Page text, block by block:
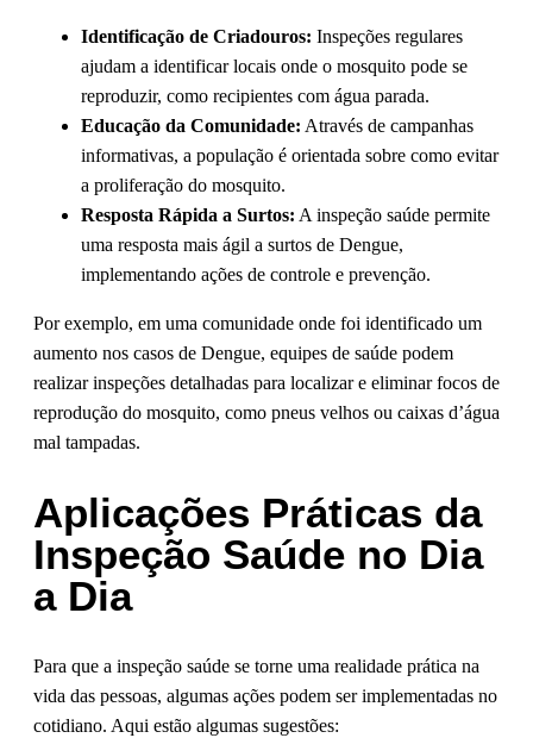
Identificação de Criadouros: Inspeções regulares
ajudam a identificar locais onde o mosquito pode se
reproduzir, como recipientes com água parada.
Educação da Comunidade: Através de campanhas
informativas, a população é orientada sobre como evitar
a proliferação do mosquito.
Resposta Rápida a Surtos: A inspeção saúde permite
uma resposta mais ágil a surtos de Dengue,
implementando ações de controle e prevenção.
Por exemplo, em uma comunidade onde foi identificado um
aumento nos casos de Dengue, equipes de saúde podem
realizar inspeções detalhadas para localizar e eliminar focos de
reprodução do mosquito, como pneus velhos ou caixas d’água
mal tampadas.
Aplicações Práticas da
Inspeção Saúde no Dia
a Dia
Para que a inspeção saúde se torne uma realidade prática na
vida das pessoas, algumas ações podem ser implementadas no
cotidiano. Aqui estão algumas sugestões: